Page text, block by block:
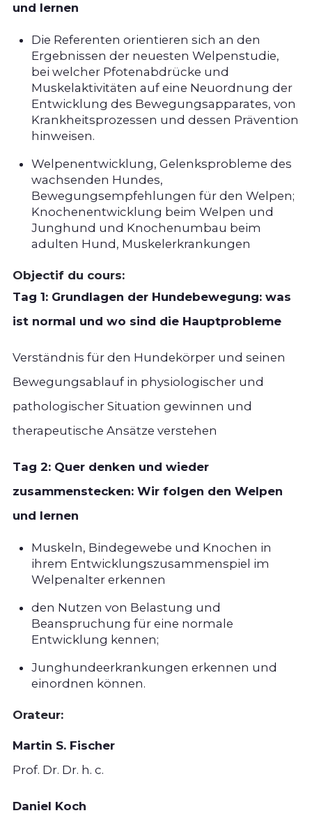
und lernen
Die Referenten orientieren sich an den
Ergebnissen der neuesten Welpenstudie,
bei welcher Pfotenabdrücke und
Muskelaktivitäten auf eine Neuordnung der
Entwicklung des Bewegungsapparates, von
Krankheitsprozessen und dessen Prävention
hinweisen.
Welpenentwicklung, Gelenksprobleme des
wachsenden Hundes,
Bewegungsempfehlungen für den Welpen;
Knochenentwicklung beim Welpen und
Junghund und Knochenumbau beim
adulten Hund, Muskelerkrankungen
Objectif du cours:
Tag 1: Grundlagen der Hundebewegung: was
ist normal und wo sind die Hauptprobleme
Verständnis für den Hundekörper und seinen
Bewegungsablauf in physiologischer und
pathologischer Situation gewinnen und
therapeutische Ansätze verstehen
Tag 2: Quer denken und wieder
zusammenstecken: Wir folgen den Welpen
und lernen
Muskeln, Bindegewebe und Knochen in
ihrem Entwicklungszusammenspiel im
Welpenalter erkennen
den Nutzen von Belastung und
Beanspruchung für eine normale
Entwicklung kennen;
Junghundeerkrankungen erkennen und
einordnen können.
Orateur:
Martin S. Fischer
Prof. Dr. Dr. h. c.
Daniel Koch